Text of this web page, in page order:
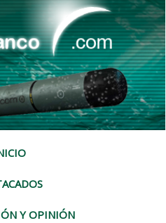
Y OPINIÓN